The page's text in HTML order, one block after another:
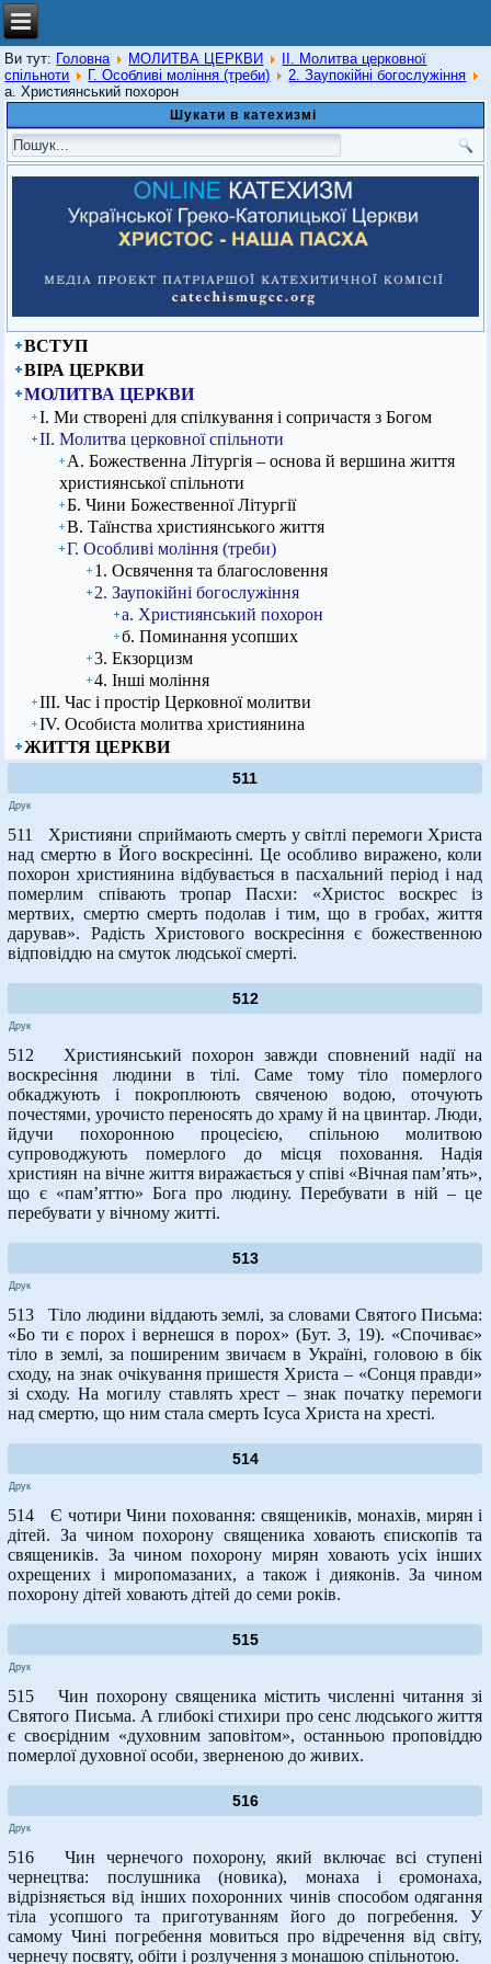
Ви тут: Головна МОЛИТВА ЦЕРКВИ
ІІ. Молитва церковної
спільноти
Г. Особливі моління (треби)
2. Заупокійні богослужіння
а. Християнський похорон
Шукати в катехизмі
ВСТУП
ВІРА ЦЕРКВИ
МОЛИТВА ЦЕРКВИ
І. Ми створені для спілкування і сопричастя з Богом
ІІ. Молитва церковної спільноти
А. Божественна Літургія – основа й вершина життя
християнської спільноти
Б. Чини Божественної Літургії
В. Таїнства християнського життя
Г. Особливі моління (треби)
1. Освячення та благословення
2. Заупокійні богослужіння
а. Християнський похорон
б. Поминання усопших
3. Екзорцизм
4. Інші моління
ІІІ. Час і простір Церковної молитви
ІV. Особиста молитва християнина
ЖИТТЯ ЦЕРКВИ
511
Друк
511 Християни сприймають смерть у світлі перемоги Христа
над смертю в Його воскресінні. Це особливо виражено, коли
похорон християнина відбувається в пасхальний період і над
померлим співають тропар Пасхи: «Христос воскрес із
мертвих, смертю смерть подолав і тим, що в гробах, життя
дарував». Радість Христового воскресіння є божественною
відповіддю на смуток людської смерті.
512
Друк
512 Християнський похорон завжди сповнений надії на
воскресіння людини в тілі. Саме тому тіло померлого
обкаджують і покроплюють свяченою водою, оточують
почестями, урочисто переносять до храму й на цвинтар. Люди,
йдучи похоронною процесією, спільною молитвою
супроводжують померлого до місця поховання. Надія
християн на вічне життя виражається у співі «Вічная пам’ять»,
що є «пам’яттю» Бога про людину. Перебувати в ній – це
перебувати у вічному житті.
513
Друк
513 Тіло людини віддають землі, за словами Святого Письма:
«Бо ти є порох і вернешся в порох» (Бут. 3, 19). «Спочиває»
тіло в землі, за поширеним звичаєм в Україні, головою в бік
сходу, на знак очікування пришестя Христа – «Сонця правди»
зі сходу. На могилу ставлять хрест – знак початку перемоги
над смертю, що ним стала смерть Ісуса Христа на хресті.
514
Друк
514 Є чотири Чини поховання: священиків, монахів, мирян і
дітей. За чином похорону священика ховають єпископів та
священиків. За чином похорону мирян ховають усіх інших
охрещених і миропомазаних, а також і дияконів. За чином
похорону дітей ховають дітей до семи років.
515
Друк
515 Чин похорону священика містить численні читання зі
Святого Письма. А глибокі стихири про сенс людського життя
є своєрідним «духовним заповітом», останньою проповіддю
померлої духовної особи, зверненою до живих.
516
Друк
516 Чин чернечого похорону, який включає всі ступені
чернецтва: послушника (новика), монаха і єромонаха,
відрізняється від інших похоронних чинів способом одягання
тіла усопшого та приготуванням його до погребення. У
самому Чині погребення мовиться про відречення від світу,
чернечу посвяту, обіти і розлучення з монашою спільнотою.